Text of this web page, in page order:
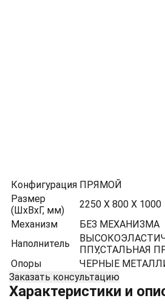
Конфигурация ПРЯМОЙ
Размер
(ШхВхГ, мм)
2250 Х 800 Х 1000
Механизм
БЕЗ МЕХАНИЗМА
Наполнитель
ППУ,СТАЛЬНАЯ
Опоры
ЧЕРНЫЕ
Заказать консультацию
Характеристики и